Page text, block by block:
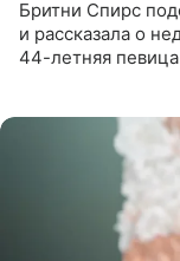
Бритни Спирс
и рассказала о
44-летняя